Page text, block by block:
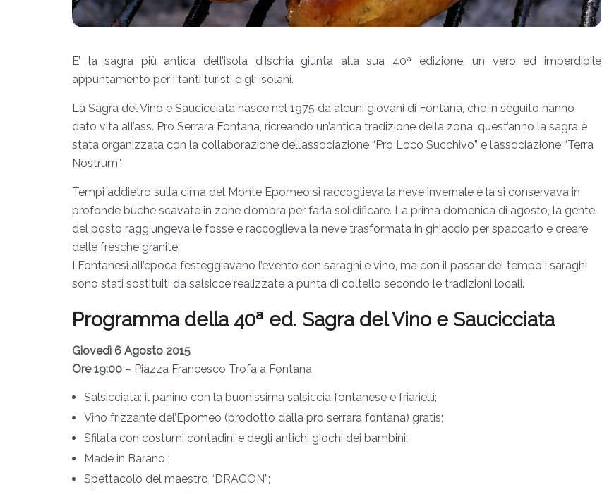
E’ la sagra più antica dell’isola d’Ischia giunta alla sua 40ª edizione, un vero ed imperdibile
appuntamento per i tanti turisti e gli isolani.
La Sagra del Vino e Saucicciata nasce nel 1975 da alcuni giovani di Fontana, che in seguito hanno
dato vita all’ass. Pro Serrara Fontana, ricreando un’antica tradizione della zona, quest’anno la sagra è
stata organizzata con la collaborazione dell’associazione “Pro Loco Succhivo” e l’associazione “Terra
Nostrum”.
Tempi addietro sulla cima del Monte Epomeo si raccoglieva la neve invernale e la si conservava in
profonde buche scavate in zone d’ombra per farla solidificare. La prima domenica di agosto, la gente
del posto raggiungeva le fosse e raccoglieva la neve trasformata in ghiaccio per spaccarlo e creare
delle fresche granite.
I Fontanesi all’epoca festeggiavano l’evento con saraghi e vino, ma con il passar del tempo i saraghi
sono stati sostituiti da salsicce realizzate a punta di coltello secondo le tradizioni locali.
Programma della 40ª ed. Sagra del Vino e Saucicciata
Giovedì 6 Agosto 2015
Ore 19:00 – Piazza Francesco Trofa a Fontana
Salsicciata: il panino con la buonissima salsiccia fontanese e friarielli;
Vino frizzante del’Epomeo (prodotto dalla pro serrara fontana) gratis;
Sfilata con costumi contadini e degli antichi giochi dei bambini;
Made in Barano ;
Spettacolo del maestro “DRAGON”;